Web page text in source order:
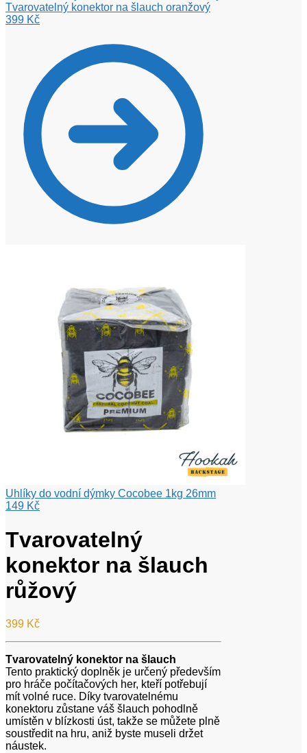
Tvarovatelný konektor na šlauch oranžový
399 Kč
Uhlíky do vodní dýmky Cocobee 1kg 26mm
149 Kč
Tvarovatelný
konektor na šlauch
růžový
399 Kč
Tvarovatelný konektor na šlauch
Tento praktický doplněk je určený především
pro hráče počítačových her, kteří potřebují
mít volné ruce. Díky tvarovatelnému
konektoru zůstane váš šlauch pohodlně
umístěn v blízkosti úst, takže se můžete plně
soustředit na hru, aniž byste museli držet
náustek.